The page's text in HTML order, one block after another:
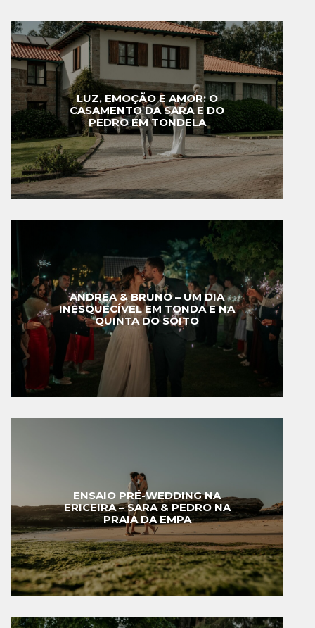
LUZ, EMOÇÃO E AMOR: O
CASAMENTO DA SARA E DO
PEDRO EM TONDELA
ANDREA & BRUNO – UM DIA
INESQUECÍVEL EM TONDA E NA
QUINTA DO SOITO
ENSAIO PRÉ-WEDDING NA
ERICEIRA – SARA & PEDRO NA
PRAIA DA EMPA